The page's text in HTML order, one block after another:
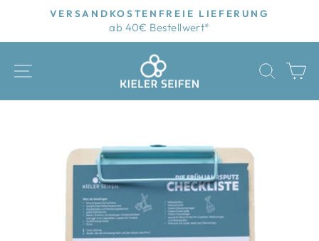
Inhalt
Pause
VERSANDKOSTENFREIE LIEFERUNG
ab 40€ Bestellwert*
SEITENNAVIGATION